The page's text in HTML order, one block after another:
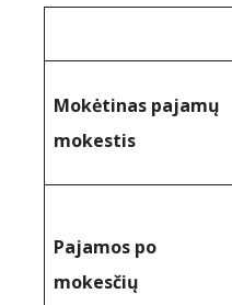
Mokėtinas pajamų
mokestis
Pajamos po
mokesčių